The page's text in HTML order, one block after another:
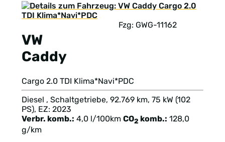
VW
Caddy
Fzg: GWG-11162
Cargo 2.0 TDI Klima*Navi*PDC
Diesel , Schaltgetriebe, 92.769 km, 75 kW (102
PS), EZ: 2023
Verbr. komb.: 4,0 l/100km CO2 komb.: 128,0
g/km